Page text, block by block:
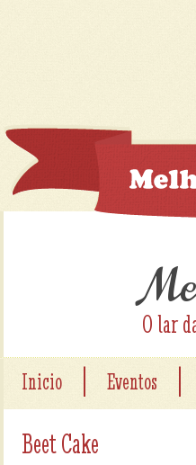
O lar
Inicio Eventos
Beet Cake